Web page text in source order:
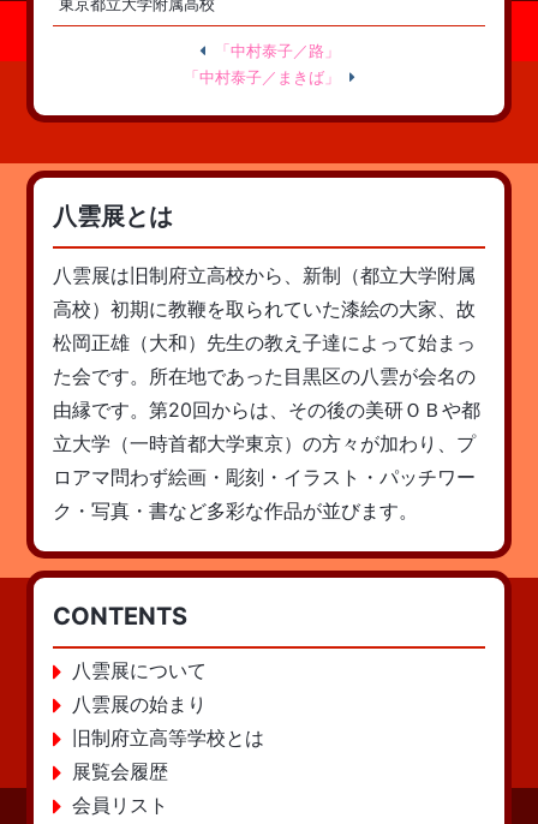
東京都立大学附属高校
「中村泰子／路」
「中村泰子／まきば」
八雲展とは
八雲展は旧制府立高校から、新制（都立大学附属
高校）初期に教鞭を取られていた漆絵の大家、故
松岡正雄（大和）先生の教え子達によって始まっ
た会です。所在地であった目黒区の八雲が会名の
由縁です。第20回からは、その後の美研ＯＢや都
立大学（一時首都大学東京）の方々が加わり、プ
ロアマ問わず絵画・彫刻・イラスト・パッチワー
ク・写真・書など多彩な作品が並びます。
CONTENTS
八雲展について
八雲展の始まり
旧制府立高等学校とは
展覧会履歴
会員リスト